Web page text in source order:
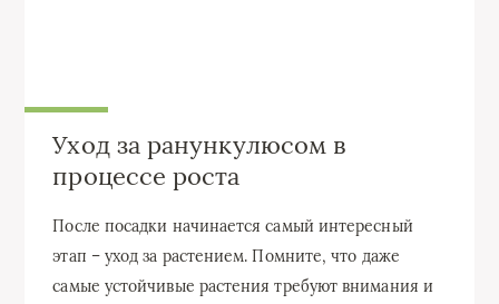
Уход за ранункулюсом в
процессе роста
После посадки начинается самый интересный
этап – уход за растением. Помните, что даже
самые устойчивые растения требуют внимания и